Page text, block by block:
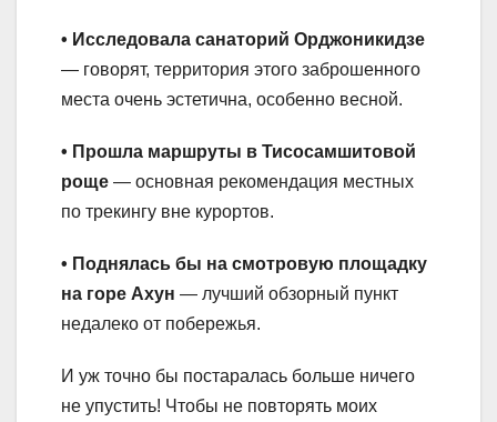
• Исследовала санаторий Орджоникидзе
— говорят, территория этого заброшенного
места очень эстетична, особенно весной.
• Прошла маршруты в Тисосамшитовой
роще — основная рекомендация местных
по трекингу вне курортов.
• Поднялась бы на смотровую площадку
на горе Ахун — лучший обзорный пункт
недалеко от побережья.
И уж точно бы постаралась больше ничего
не упустить! Чтобы не повторять моих